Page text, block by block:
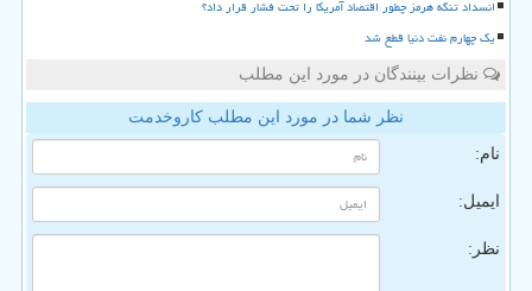
انسداد تنگه هرمز چطور اقتصاد آمریکا را تحت فشار قرار داد؟
یک چهارم نفت دنیا قطع شد
نظرات بینندگان در مورد این مطلب
نظر شما در مورد این مطلب کاروخدمت
نام:
ایمیل:
نظر: